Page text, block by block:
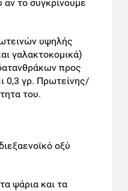
το συγκρίνουμε
υψηλής
γαλακτοκομικά)
προς
0,3 γρ. Πρωτείνης/
του.
οξύ
ψάρια και τα